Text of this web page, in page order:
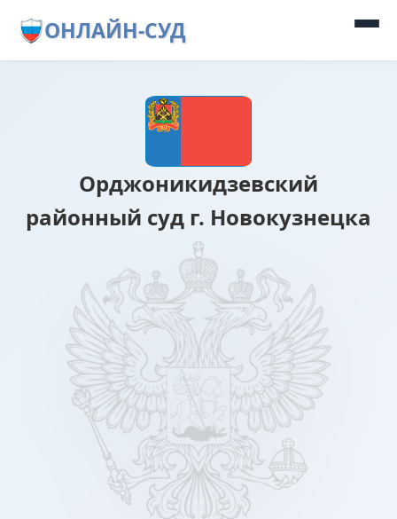
ОНЛАЙН-СУД
Орджоникидзевский
районный суд г. Новокузнецка